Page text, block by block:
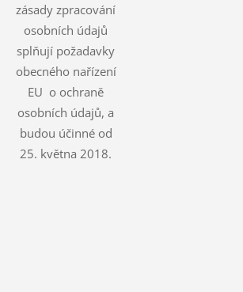
zásady zpracování
osobních údajů
splňují požadavky
obecného nařízení
EU o ochraně
osobních údajů, a
budou účinné od
25. května 2018.